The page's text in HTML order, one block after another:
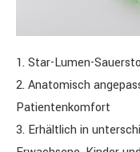
1. Star-Lumen-
2. Anatomisch
Patientenkomfort
3. Erhältlich in